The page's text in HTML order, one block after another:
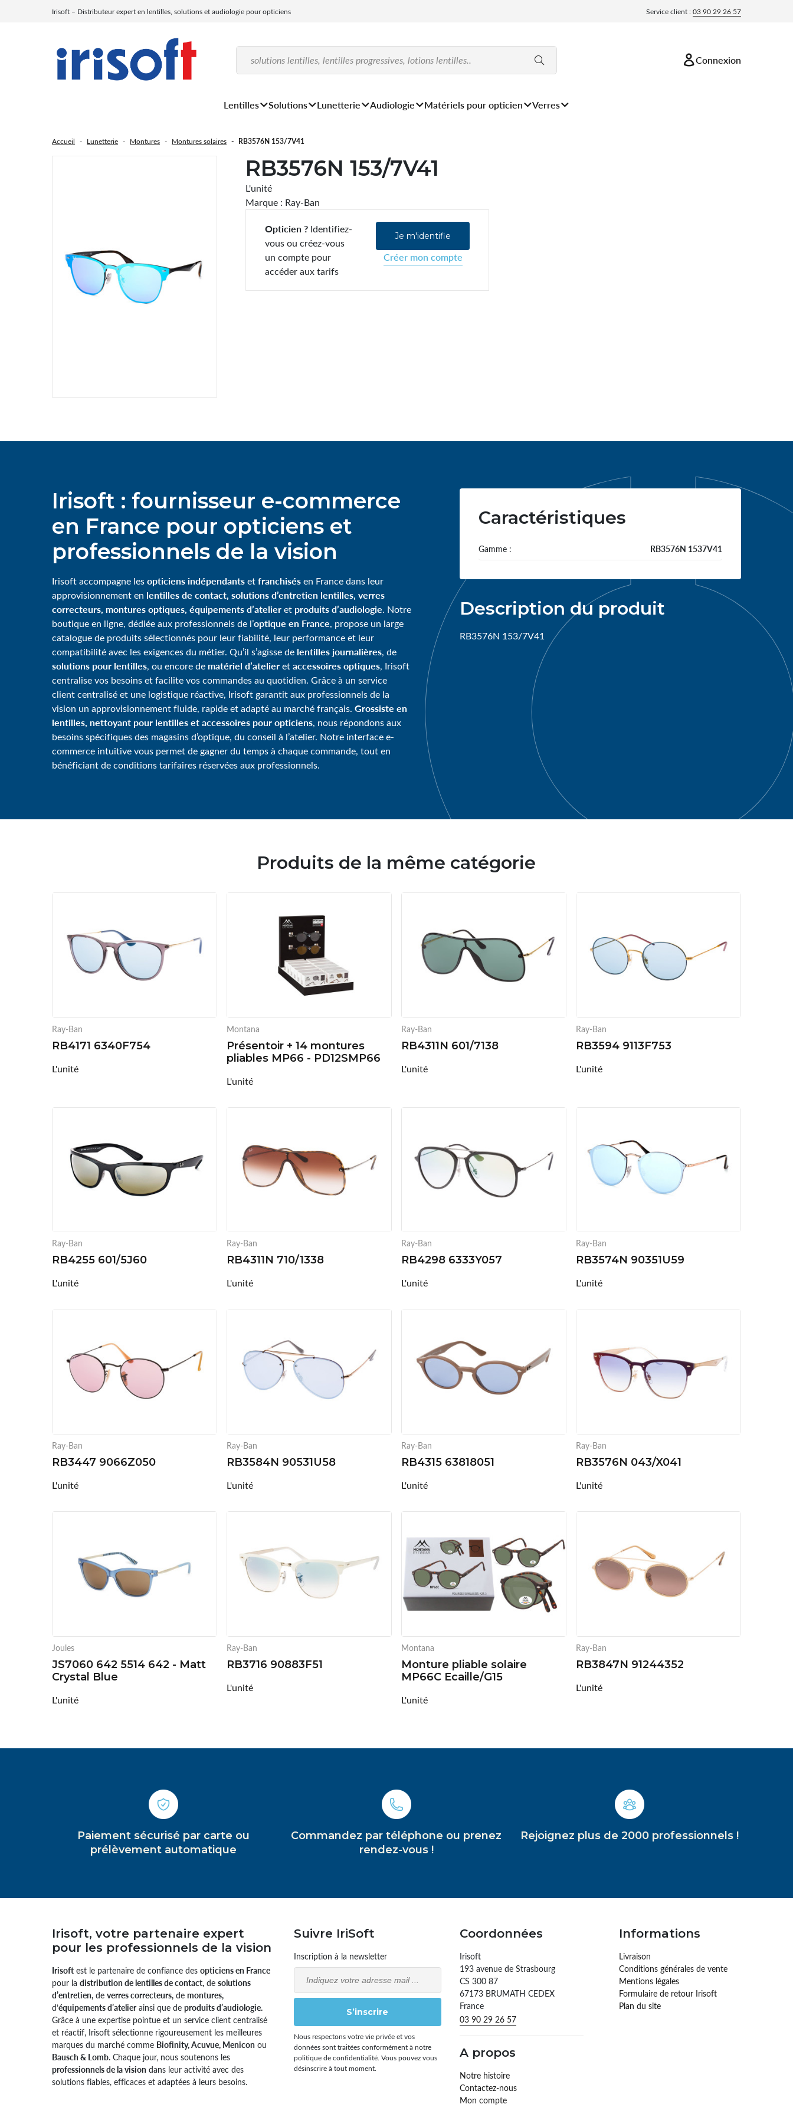
Irisoft – Distributeur expert en lentilles, solutions et audiologie pour opticiens Service client :03 90 29 26 57
Connexion
Lentilles Solutions Lunetterie Audiologie Matériels pour opticien Verres
Accueil Lunetterie Montures Montures solaires RB3576N 153/7V41
RB3576N 153/7V41
L'unité
Marque : Ray-Ban
Opticien ?Identifiez-
vous ou créez-vous
un compte pour
accéder aux tarifs
Je m'identifie
Créer mon compte
Irisoft : fournisseur e-commerce
en France pour opticiens et
professionnels de la vision
Irisoft accompagne lesopticiens indépendantsetfranchisésen France dans leur
approvisionnement en lentilles de contact, solutions d’entretien lentilles, verres
correcteurs, montures optiques, équipements d’atelieret produits d’audiologie. Notre
boutique en ligne, dédiée aux professionnels de l’optique en France, propose un large
catalogue de produits sélectionnés pour leur fiabilité, leur performance et leur
compatibilité avec les exigences du métier. Qu’il s’agisse de lentilles journalières, de
solutions pour lentilles, ou encore de matériel d’atelieretaccessoires optiques, Irisoft
centralise vos besoins et facilite vos commandes au quotidien. Grâce à un service
client centralisé et une logistique réactive, Irisoft garantit aux professionnels de la
vision un approvisionnement fluide, rapide et adapté au marché français. Grossiste en
lentilles, nettoyant pour lentilles et accessoires pour opticiens, nous répondons aux
besoins spécifiques des magasins d’optique, du conseil à l’atelier. Notre interface e-
commerce intuitive vous permet de gagner du temps à chaque commande, tout en
bénéficiant de conditions tarifaires réservées aux professionnels.
Caractéristiques
Gamme : RB3576N 1537V41
Description du produit
RB3576N 153/7V41
Produits de la même catégorie
Ray-Ban
RB4171 6340F754
L'unité
Montana
Présentoir + 14 montures
pliables MP66 - PD12SMP66
L'unité
Ray-Ban
RB4311N 601/7138
L'unité
Ray-Ban
RB3594 9113F753
L'unité
Ray-Ban
RB4255 601/5J60
L'unité
Ray-Ban
RB4311N 710/1338
L'unité
Ray-Ban
RB4298 6333Y057
L'unité
Ray-Ban
RB3574N 90351U59
L'unité
Ray-Ban
RB3447 9066Z050
L'unité
Ray-Ban
RB3584N 90531U58
L'unité
Ray-Ban
RB4315 63818051
L'unité
Ray-Ban
RB3576N 043/X041
L'unité
Joules
JS7060 642 5514 642 - Matt
Crystal Blue
L'unité
Ray-Ban
RB3716 90883F51
L'unité
Montana
Monture pliable solaire
MP66C Ecaille/G15
L'unité
Ray-Ban
RB3847N 91244352
L'unité
Paiement sécurisé par carte ou
prélèvement automatique
Commandez par téléphone ou prenez
rendez-vous !
Rejoignez plus de 2000 professionnels !
Irisoft, votre partenaire expert
pour les professionnels de la vision
Irisoft est le partenaire de confiance des opticiens en France
pour la distribution de lentilles de contact, de solutions
d’entretien, de verres correcteurs, de montures,
d’équipements d’atelierainsi que de produits d’audiologie.
Grâce à une expertise pointue et un service client centralisé
et réactif, Irisoft sélectionne rigoureusement les meilleures
marques du marché comme Biofinity, Acuvue, Menicon ou
Bausch & Lomb. Chaque jour, nous soutenons les
professionnels de la vision dans leur activité avec des
solutions fiables, efficaces et adaptées à leurs besoins.
Suivre IriSoft
Inscription à la newsletter
Email
S’inscrire
Nous respectons votre vie privée et vos
données sont traitées conformément à notre
politique de confidentialité. Vous pouvez vous
désinscrire à tout moment.
Coordonnées
Irisoft
193 avenue de Strasbourg
CS 300 87
67173 BRUMATH CEDEX
France
03 90 29 26 57
A propos
Notre histoire
Contactez-nous
Mon compte
Informations
Livraison
Conditions générales de vente
Mentions légales
Formulaire de retour Irisoft
Plan du site